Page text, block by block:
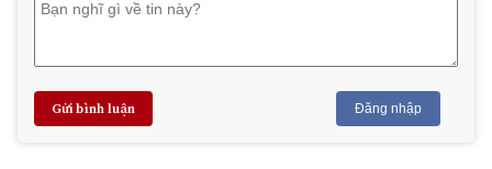
Gửi bình luận Đăng nhập